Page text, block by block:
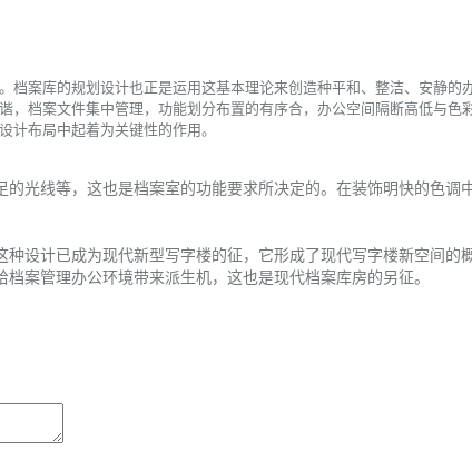
库的规划设计也正是运用这基本理论来创造种平和、整洁、安静的
档案文件集中管理，功能划分布置的有序合，办公空间隔断高低与色
布局中起着为关键性的作用。
线等，这也是档案室的功能要求所决定的。在装饰明快的色调
计已成为现代新型写字楼的征，它形成了现代写字楼新空间的概
管理办公环境带来派生机，这也是现代档案库房的另征。